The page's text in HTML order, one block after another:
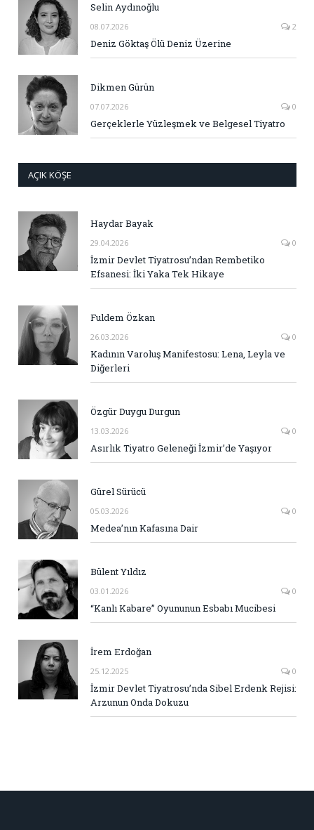
Selin Aydınoğlu
08.07.2026 2
Deniz Göktaş Ölü Deniz Üzerine
Dikmen Gürün
07.07.2026 0
Gerçeklerle Yüzleşmek ve Belgesel Tiyatro
AÇIK KÖŞE
Haydar Bayak
29.04.2026 0
İzmir Devlet Tiyatrosu’ndan Rembetiko
Efsanesi: İki Yaka Tek Hikaye
Fuldem Özkan
26.03.2026 0
Kadının Varoluş Manifestosu: Lena, Leyla ve
Diğerleri
Özgür Duygu Durgun
13.03.2026 0
Asırlık Tiyatro Geleneği İzmir’de Yaşıyor
Gürel Sürücü
05.03.2026 0
Medea’nın Kafasına Dair
Bülent Yıldız
03.01.2026 0
“Kanlı Kabare” Oyununun Esbabı Mucibesi
İrem Erdoğan
25.12.2025 0
İzmir Devlet Tiyatrosu’nda Sibel Erdenk Rejisi:
Arzunun Onda Dokuzu